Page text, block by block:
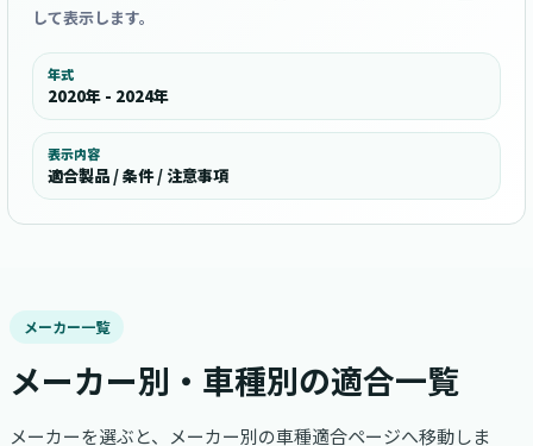
して表示します。
年式
2020年 - 2024年
表示内容
適合製品 / 条件 / 注意事項
メーカー一覧
メーカー別・車種別の適合一覧
メーカーを選ぶと、メーカー別の車種適合ページへ移動しま